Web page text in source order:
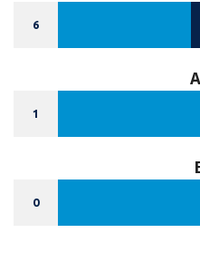
6
1
0